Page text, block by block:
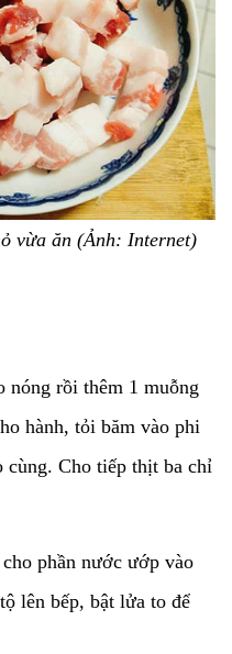
vừa ăn (Ảnh: Internet)
nóng rồi thêm 1 muỗng
hành, tỏi băm vào phi
Cho tiếp thịt ba chỉ
phần nước ướp vào
lên bếp, bật lửa to để